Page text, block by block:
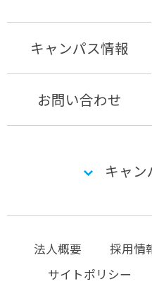
キャンパス情報
お問い合わせ
キャ
法人概要 採用情
サイトポリシー